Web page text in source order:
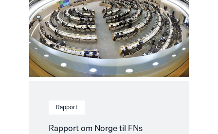
Rapport
Rapport om Norge til FNs
til
FNs
menneskerettighetsråd
2024"